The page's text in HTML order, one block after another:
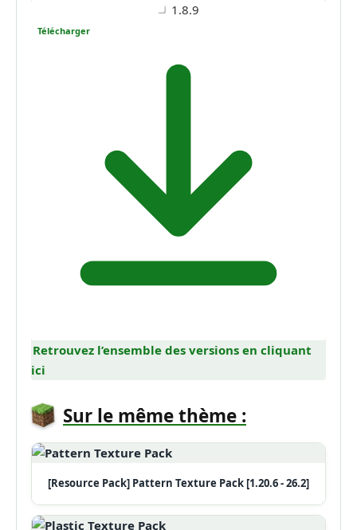
1.8.9
Télécharger
Retrouvez l’ensemble des versions en cliquant
ici
Sur le même thème :
[Resource Pack] Pattern Texture Pack [1.20.6 - 26.2]